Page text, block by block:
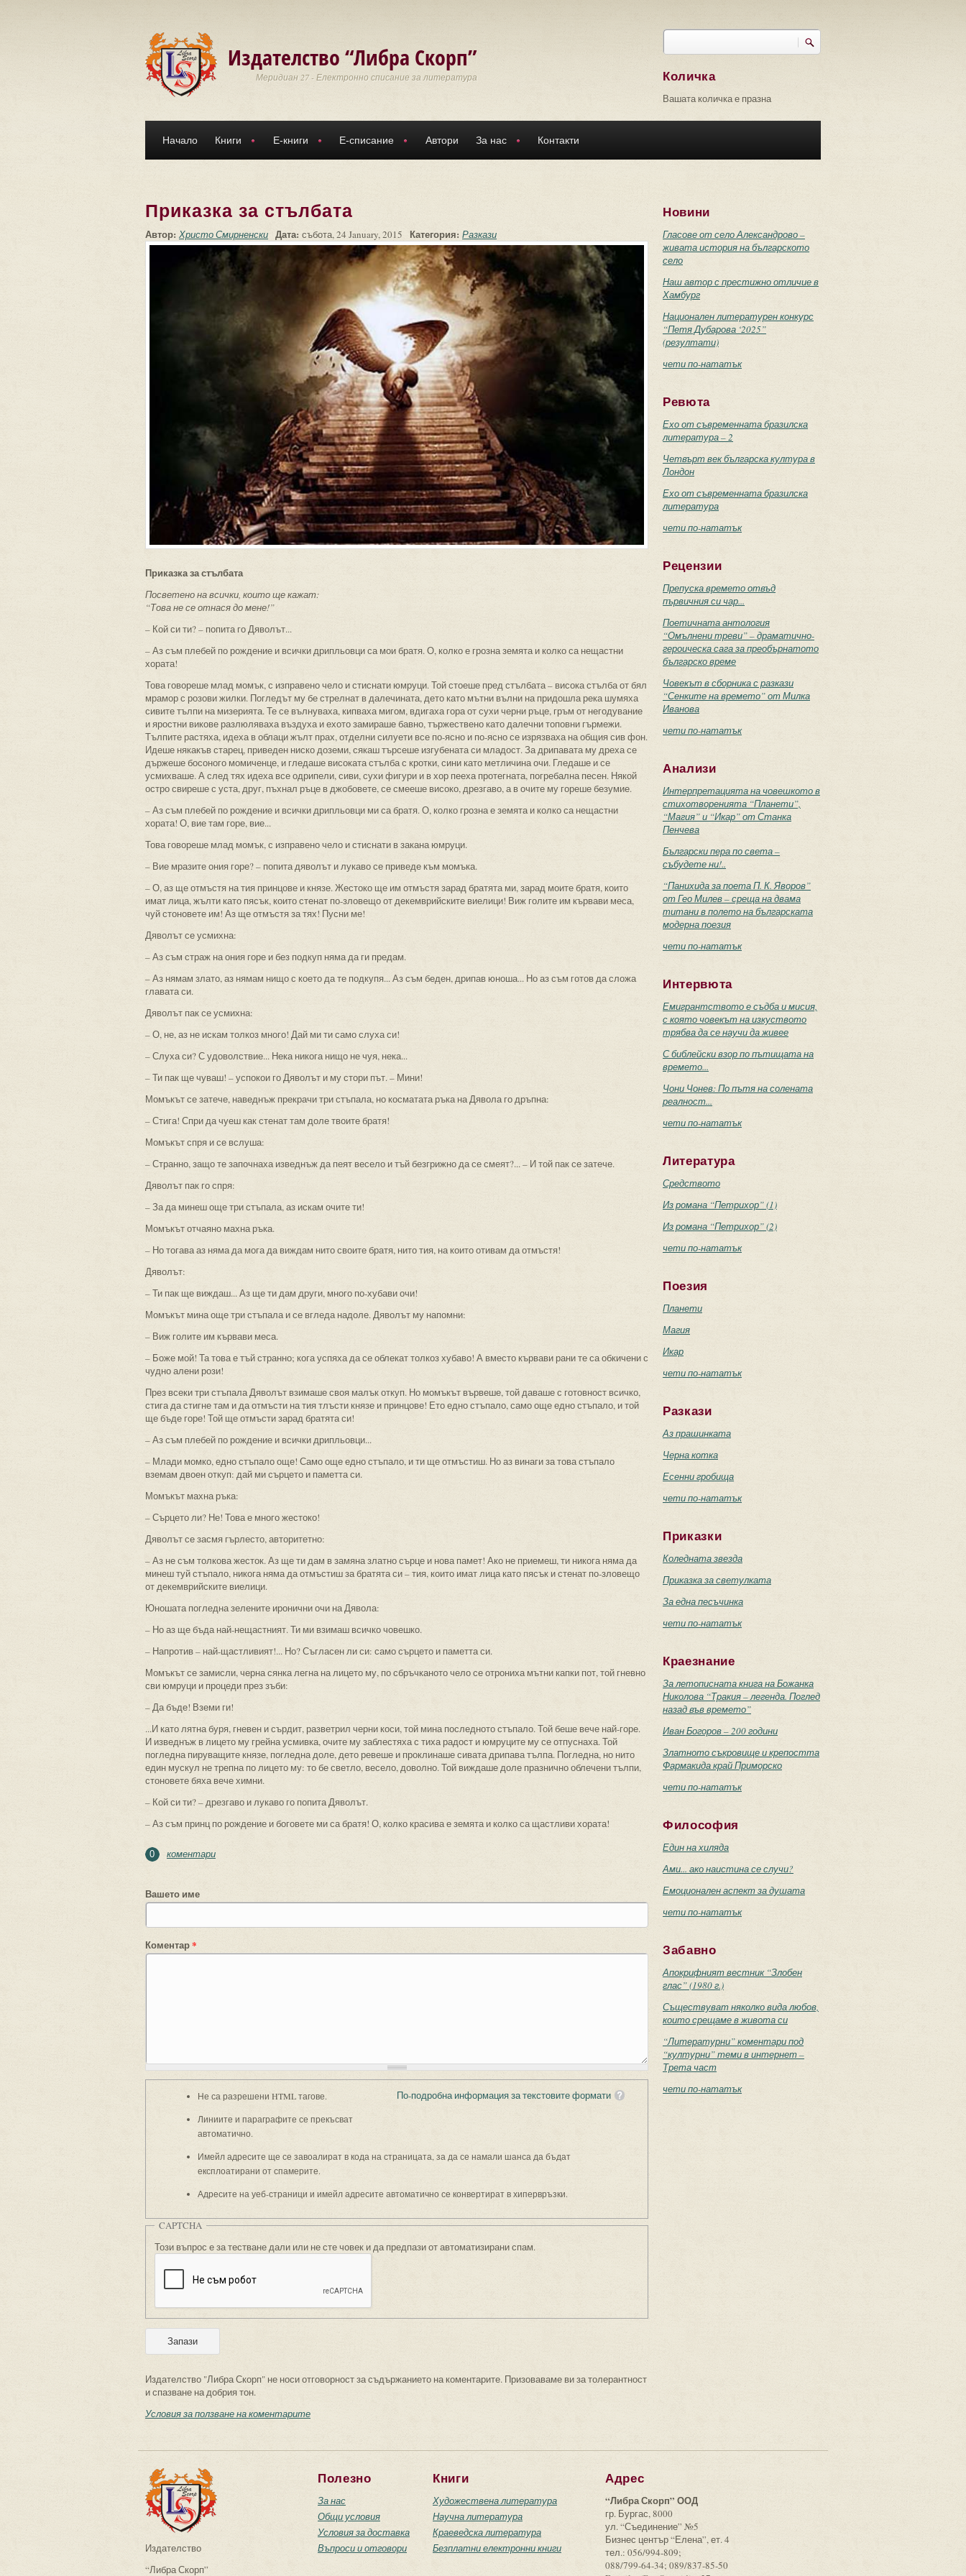
Издателство “Либра Скорп”
Меридиан 27 - Електронно списание за литература
Търси
Количка
Вашата количка е празна
Начало Книги Е-книги Е-списание Автори За нас Контакти
Приказка за стълбата
Автор: Христо Смирненски Дата: събота, 24 January, 2015 Категория: Разкази
Приказка за стълбата
Посветено на всички, които ще кажат:
“Това не се отнася до мене!”
– Кой си ти? – попита го Дяволът...
– Аз съм плебей по рождение и всички дрипльовци са мои братя. О, колко е грозна земята и колко са нещастни
хората!
Това говореше млад момък, с изправено чело и стиснати юмруци. Той стоеше пред стълбата – висока стълба от бял
мрамор с розови жилки. Погледът му бе стрелнат в далечината, дето като мътни вълни на придошла река шумяха
сивите тълпи на мизерията. Те се вълнуваха, кипваха мигом, вдигаха гора от сухи черни ръце, гръм от негодувание
и яростни викове разлюляваха въздуха и ехото замираше бавно, тържествено като далечни топовни гърмежи.
Тълпите растяха, идеха в облаци жълт прах, отделни силуети все по-ясно и по-ясно се изрязваха на общия сив фон.
Идеше някакъв старец, приведен ниско доземи, сякаш търсеше изгубената си младост. За дрипавата му дреха се
държеше босоного момиченце, и гледаше високата стълба с кротки, сини като метличина очи. Гледаше и се
усмихваше. А след тях идеха все одрипели, сиви, сухи фигури и в хор пееха протегната, погребална песен. Някой
остро свиреше с уста, друг, пъхнал ръце в джобовете, се смееше високо, дрезгаво, а в очите му гореше безумие.
– Аз съм плебей по рождение и всички дрипльовци ми са братя. О, колко грозна е земята и колко са нещастни
хората! О, вие там горе, вие...
Това говореше млад момък, с изправено чело и стиснати в закана юмруци.
– Вие мразите ония горе? – попита дяволът и лукаво се приведе към момъка.
– О, аз ще отмъстя на тия принцове и князе. Жестоко ще им отмъстя зарад братята ми, зарад моите братя, които
имат лица, жълти като пясък, които стенат по-зловещо от декемврийските виелици! Виж голите им кървави меса,
чуй стоновете им! Аз ще отмъстя за тях! Пусни ме!
Дяволът се усмихна:
– Аз съм страж на ония горе и без подкуп няма да ги предам.
– Аз нямам злато, аз нямам нищо с което да те подкупя... Аз съм беден, дрипав юноша... Но аз съм готов да сложа
главата си.
Дяволът пак се усмихна:
– О, не, аз не искам толкоз много! Дай ми ти само слуха си!
– Слуха си? С удоволствие... Нека никога нищо не чуя, нека...
– Ти пак ще чуваш! – успокои го Дяволът и му стори път. – Мини!
Момъкът се затече, наведнъж прекрачи три стъпала, но косматата ръка на Дявола го дръпна:
– Стига! Спри да чуеш как стенат там доле твоите братя!
Момъкът спря и се вслуша:
– Странно, защо те започнаха изведнъж да пеят весело и тъй безгрижно да се смеят?... – И той пак се затече.
Дяволът пак го спря:
– За да минеш още три стъпала, аз искам очите ти!
Момъкът отчаяно махна ръка.
– Но тогава аз няма да мога да виждам нито своите братя, нито тия, на които отивам да отмъстя!
Дяволът:
– Ти пак ще виждаш... Аз ще ти дам други, много по-хубави очи!
Момъкът мина още три стъпала и се вгледа надоле. Дяволът му напомни:
– Виж голите им кървави меса.
– Боже мой! Та това е тъй странно; кога успяха да се облекат толкоз хубаво! А вместо кървави рани те са обкичени с
чудно алени рози!
През всеки три стъпала Дяволът взимаше своя малък откуп. Но момъкът вървеше, той даваше с готовност всичко,
стига да стигне там и да отмъсти на тия тлъсти князе и принцове! Ето едно стъпало, само още едно стъпало, и той
ще бъде горе! Той ще отмъсти зарад братята си!
– Аз съм плебей по рождение и всички дрипльовци...
– Млади момко, едно стъпало още! Само още едно стъпало, и ти ще отмъстиш. Но аз винаги за това стъпало
вземам двоен откуп: дай ми сърцето и паметта си.
Момъкът махна ръка:
– Сърцето ли? Не! Това е много жестоко!
Дяволът се засмя гърлесто, авторитетно:
– Аз не съм толкова жесток. Аз ще ти дам в замяна златно сърце и нова памет! Ако не приемеш, ти никога няма да
минеш туй стъпало, никога няма да отмъстиш за братята си – тия, които имат лица като пясък и стенат по-зловещо
от декемврийските виелици.
Юношата погледна зелените иронични очи на Дявола:
– Но аз ще бъда най-нещастният. Ти ми взимаш всичко човешко.
– Напротив – най-щастливият!... Но? Съгласен ли си: само сърцето и паметта си.
Момъкът се замисли, черна сянка легна на лицето му, по сбръчканото чело се отрониха мътни капки пот, той гневно
сви юмруци и процеди през зъби:
– Да бъде! Вземи ги!
...И като лятна буря, гневен и сърдит, разветрил черни коси, той мина последното стъпало. Той беше вече най-горе.
И изведнъж в лицето му грейна усмивка, очите му заблестяха с тиха радост и юмруците му се отпуснаха. Той
погледна пируващите князе, погледна доле, дето ревеше и проклинаше сивата дрипава тълпа. Погледна, но нито
един мускул не трепна по лицето му: то бе светло, весело, доволно. Той виждаше доле празнично облечени тълпи,
стоновете бяха вече химни.
– Кой си ти? – дрезгаво и лукаво го попита Дяволът.
– Аз съм принц по рождение и боговете ми са братя! О, колко красива е земята и колко са щастливи хората!
0 коментари
Вашето име
Коментар*
По-подробна информация за текстовите формати
Не са разрешени HTML тагове.
Линиите и параграфите се прекъсват
автоматично.
Имейл адресите ще се завоалират в кода на страницата, за да се намали шанса да бъдат
експлоатирани от спамерите.
Адресите на уеб-страници и имейл адресите автоматично се конвертират в хипервръзки.
CAPTCHA
Този въпрос е за тестване дали или не сте човек и да предпази от автоматизирани спам.
Издателство "Либра Скорп" не носи отговорност за съдържанието на коментарите. Призоваваме ви за толерантност
и спазване на добрия тон.
Условия за ползване на коментарите
Новини
Гласове от село Александрово –
живата история на българското
село
Наш автор с престижно отличие в
Хамбург
Национален литературен конкурс
“Петя Дубарова ‘2025”
(резултати)
чети по-нататък
Ревюта
Ехо от съвременната бразилска
литература – 2
Четвърт век българска култура в
Лондон
Ехо от съвременната бразилска
литература
чети по-нататък
Рецензии
Препуска времето отвъд
първичния си чар...
Поетичната антология
“Омълнени треви” – драматично-
героическа сага за преобърнатото
българско време
Човекът в сборника с разкази
“Сенките на времето” от Милка
Иванова
чети по-нататък
Анализи
Интерпретацията на човешкото в
стихотворенията “Планети”,
“Магия” и “Икар” от Станка
Пенчева
Български пера по света –
събудете ни!..
“Панихида за поета П. К. Яворов”
от Гео Милев – среща на двама
титани в полето на българската
модерна поезия
чети по-нататък
Интервюта
Емигрантството е съдба и мисия,
с която човекът на изкуството
трябва да се научи да живее
С библейски взор по пътищата на
времето...
Чони Чонев: По пътя на солената
реалност...
чети по-нататък
Литература
Средството
Из романа “Петрихор” (1)
Из романа “Петрихор” (2)
чети по-нататък
Поезия
Планети
Магия
Икар
чети по-нататък
Разкази
Аз прашинката
Черна котка
Есенни гробища
чети по-нататък
Приказки
Коледната звезда
Приказка за светулката
За една песъчинка
чети по-нататък
Краезнание
За летописната книга на Божанка
Николова “Тракия – легенда. Поглед
назад във времето”
Иван Богоров – 200 години
Златното съкровище и крепостта
Фармакида край Приморско
чети по-нататък
Философия
Един на хиляда
Ами... ако наистина се случи?
Емоционален аспект за душата
чети по-нататък
Забавно
Апокрифният вестник “Злобен
глас” (1980 г.)
Съществуват няколко вида любов,
които срещаме в живота си
“Литературни” коментари под
“културни” теми в интернет –
Трета част
чети по-нататък
Издателство
“Либра Скорп”
Полезно
За нас
Общи условия
Условия за доставка
Въпроси и отговори
Книги
Художествена литература
Научна литература
Краеведска литература
Безплатни електронни книги
Адрес
“Либра Скорп” ООД
гр. Бургас, 8000
ул. “Съединение” №5
Бизнес център “Елена”, ет. 4
тел.: 056/994-809;
088/799-64-34; 089/837-85-50